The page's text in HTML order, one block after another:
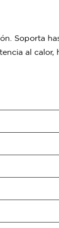
Soporta
al calor,